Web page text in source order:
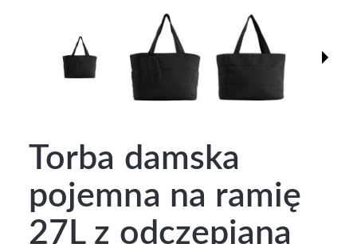
Torba damska
pojemna na ramię
27L z odczepianą